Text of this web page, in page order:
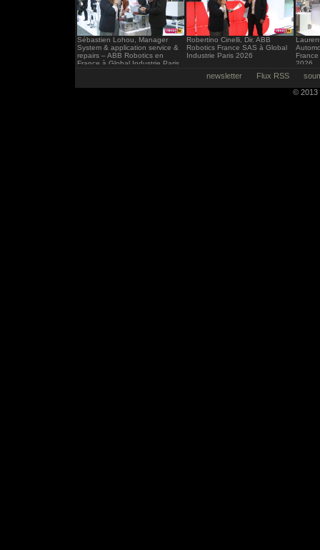
Sébastien Lohou, Manager
System & application service &
repairs – ABB Robotics en
France à Global Industrie Paris
Robertino Cinelli, Dir. ABB
Robotics France SAS à Global
Industrie Paris 2026
2026
newsletter Flux RSS
© 2013